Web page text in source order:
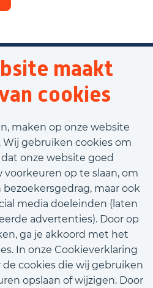
maakt
cookies
maken op onze website
Wij gebruiken cookies om
onze website goed
op te slaan, om
maar ook
media doeleinden (laten
advertenties). Door op
ga je akkoord met het
In onze Cookieverklaring
cookies die wij gebruiken
opslaan of wijzigen. Door